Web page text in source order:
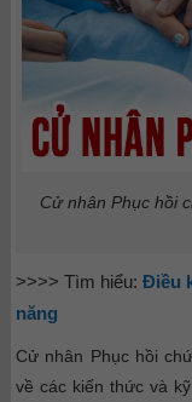
Cử nhân Phục hồi
>>>> Tìm hiểu:Điều
năng
Cử nhân Phục hồi
về các kiến thức và